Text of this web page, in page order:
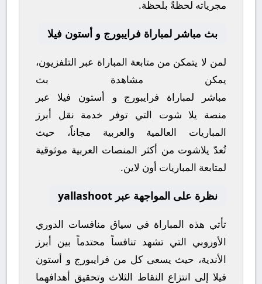
مجرياته لحظةً بلحظة.
بث مباشر لمباراة فرايبورج و أستون فيلا
لمن لا يتمكن من متابعة المباراة عبر التلفزيون،
يمكن مشاهدة بث
مباشر
لمباراة فرايبورج و أستون فيلا عبر
منصة يلا شوت التي توفر خدمة نقل أبرز
المباريات العالمية والعربية مجاناً، حيث
تُعدّ يلاشوت من أكثر المنصات العربية موثوقية
لمتابعة المباريات أون لاين.
نظرة على المواجهة عبر yallashoot
تأتي هذه المباراة في سياق منافسات الدوري
الأوروبي التي تشهد تنافساً محتدماً بين أبرز
الأندية، حيث يسعى كل من فرايبورج و أستون
فيلا إلى انتزاع النقاط الثلاث وتحقيق أهدافهما